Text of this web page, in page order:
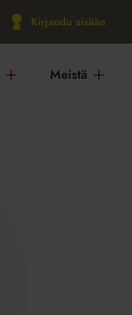
Kirjaudu sisään
Meistä